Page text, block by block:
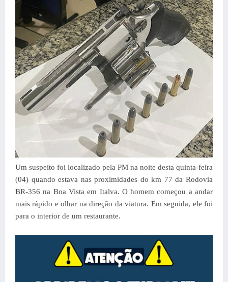
Um suspeito foi localizado pela PM na noite desta quinta-feira
(04) quando estava nas proximidades do km 77 da Rodovia
BR-356 na Boa Vista em Italva. O homem começou a andar
mais rápido e olhar na direção da viatura. Em seguida, ele foi
para o interior de um restaurante.